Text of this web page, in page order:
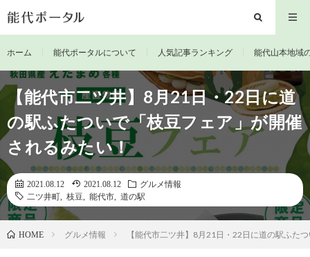
ホーム 能代ポータルについて 人気記事ランキング 能代山本地域
【能代市二ツ井】8月21日・22日に道
の駅ふたついで「枝豆フェア」が開催
されるみたい！
2021.08.12 2021.08.12
グルメ情報
二ツ井町
枝豆 能代市 道の駅
HOME グルメ情報 【能代市二ツ井】8月21日・22日に道の駅ふた